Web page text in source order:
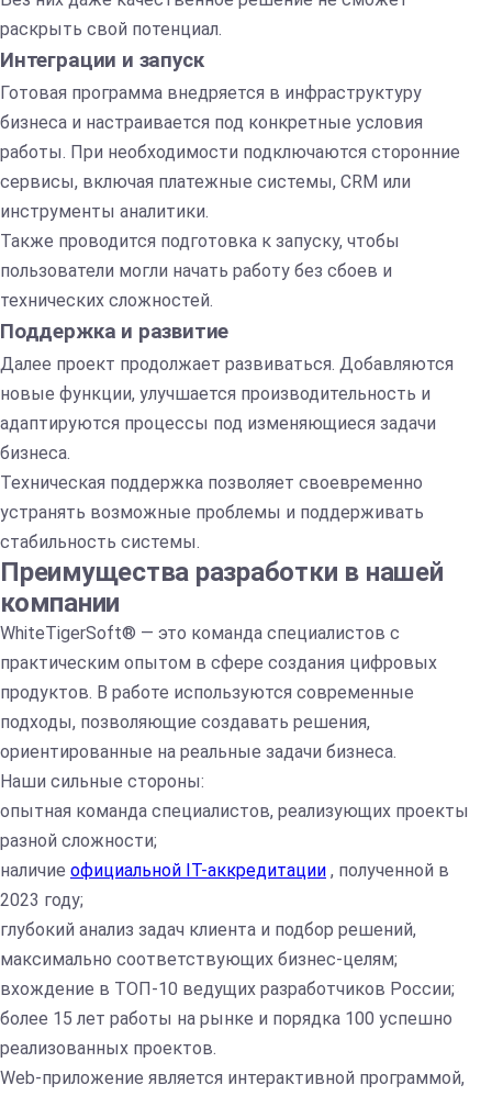
раскрыть свой потенциал.
Интеграции и запуск
Готовая программа внедряется в инфраструктуру
бизнеса и настраивается под конкретные условия
работы. При необходимости подключаются сторонние
сервисы, включая платежные системы, CRM или
инструменты аналитики.
Также проводится подготовка к запуску, чтобы
пользователи могли начать работу без сбоев и
технических сложностей.
Поддержка и развитие
Далее проект продолжает развиваться. Добавляются
новые функции, улучшается производительность и
адаптируются процессы под изменяющиеся задачи
бизнеса.
Техническая поддержка позволяет своевременно
устранять возможные проблемы и поддерживать
стабильность системы.
Преимущества разработки в нашей
компании
WhiteTigerSoft® — это команда специалистов с
практическим опытом в сфере создания цифровых
продуктов. В работе используются современные
подходы, позволяющие создавать решения,
ориентированные на реальные задачи бизнеса.
Наши сильные стороны:
опытная команда специалистов, реализующих проекты
разной сложности;
наличие официальной IT-аккредитации , полученной в
2023 году;
глубокий анализ задач клиента и подбор решений,
максимально соответствующих бизнес-целям;
вхождение в ТОП-10 ведущих разработчиков России;
более 15 лет работы на рынке и порядка 100 успешно
реализованных проектов.
Web-приложение является интерактивной программой,